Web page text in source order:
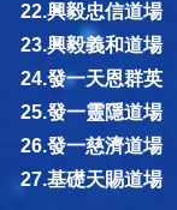
22.興毅忠信道場
23.興毅義和道場
24.發一天恩群英
25.發一靈隱道場
26.發一慈濟道場
27.基礎天賜道場